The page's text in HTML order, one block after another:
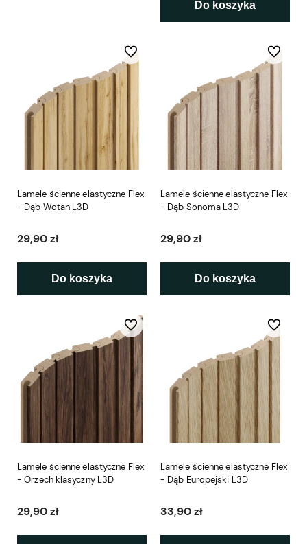
Do koszyka
Lamele ścienne elastyczne Flex
- Dąb Wotan L3D
29,90 zł
Do koszyka
Do ulubionych
Lamele ścienne elastyczne Flex
- Dąb Sonoma L3D
29,90 zł
Do koszyka
Do
Lamele ścienne elastyczne Flex
- Orzech klasyczny L3D
29,90 zł
Do ulubionych
Lamele ścienne elastyczne Flex
- Dąb Europejski L3D
33,90 zł
Do